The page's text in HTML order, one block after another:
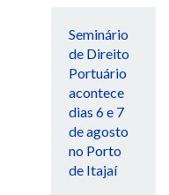
Seminário
de Direito
Portuário
acontece
dias 6 e 7
de agosto
no Porto
de Itajaí